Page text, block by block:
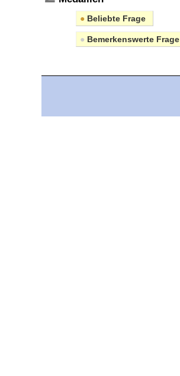
● Beliebte Frage
● Bemerkenswerte Frage